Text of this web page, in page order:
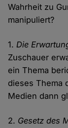
Wahrheit zu
manipuliert?
1.Die
Zuschauer
ein Thema
dieses Thema
Medien dann
2. Gesetz des